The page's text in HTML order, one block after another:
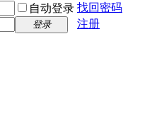
自动登录 找回密码
登录
注册